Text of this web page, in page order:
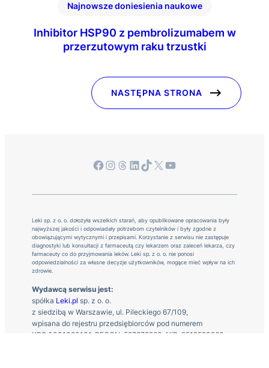
Najnowsze doniesienia naukowe
Inhibitor HSP90 z pembrolizumabem w
przerzutowym raku trzustki
NASTĘPNA STRONA
Facebook InstagramThreads LinkedIn TikTok X YouTube
Leki sp. z o. o. dołożyła wszelkich starań, aby opublikowane opracowania były
najwyższej jakości i odpowiadały potrzebom czytelników i były zgodne z
obowiązującymi wytycznymi i przepisami. Korzystanie z serwisu nie zastępuje
diagnostyki lub konsultacji z farmaceutą czy lekarzem oraz zaleceń lekarza, czy
farmaceuty co do przyjmowania leków. Leki sp. z o. o. nie ponosi
odpowiedzialności za własne decyzje użytkowników, mogące mieć wpływ na ich
zdrowie.
Wydawcą serwisu jest:
spółka Leki.pl sp. z o. o.
z siedzibą w Warszawie, ul. Pileckiego 67/109,
wpisana do rejestru przedsiębiorców pod numerem
KRS 0001090131, REGON: 527879560, NIP: 9512590268